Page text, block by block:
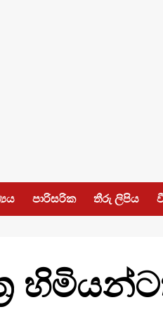
පාරිසරික තීරු ලිපිය